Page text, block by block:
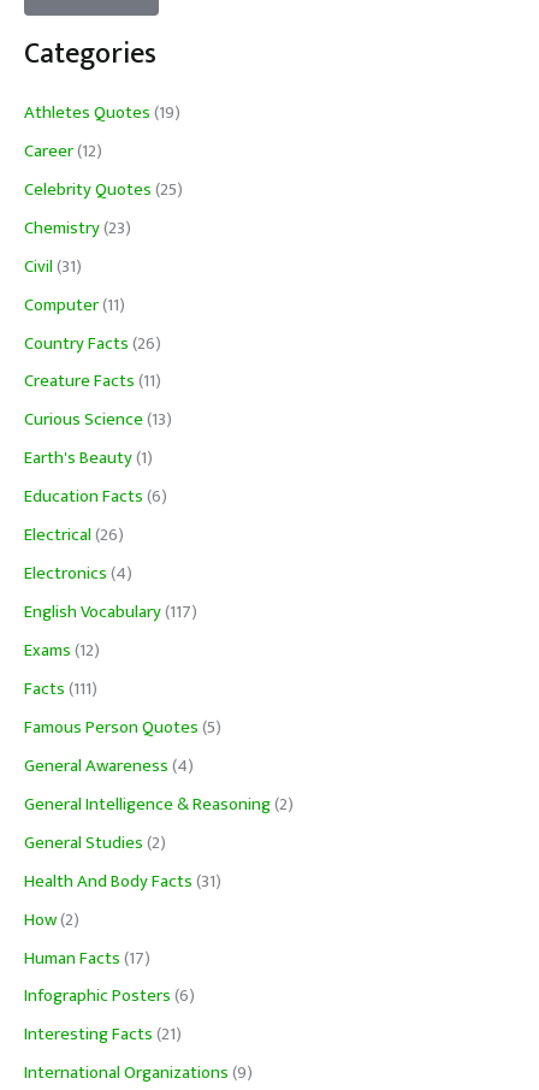
Categories
Athletes Quotes(19)
Career(12)
Celebrity Quotes(25)
Chemistry(23)
Civil(31)
Computer(11)
Country Facts(26)
Creature Facts(11)
Curious Science(13)
Earth's Beauty(1)
Education Facts(6)
Electrical(26)
Electronics(4)
English Vocabulary(117)
Exams(12)
Facts(111)
Famous Person Quotes(5)
General Awareness(4)
General Intelligence & Reasoning(2)
General Studies(2)
Health And Body Facts(31)
How(2)
Human Facts(17)
Infographic Posters(6)
Interesting Facts(21)
International Organizations(9)